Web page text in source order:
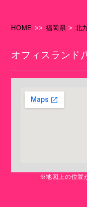
HOME >> 福岡県 > 北
オフィスランド
※地図上の位置